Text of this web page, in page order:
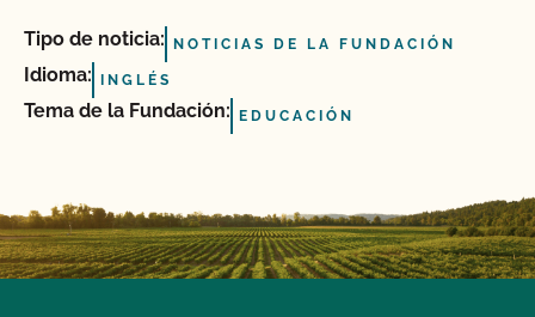
Tipo de noticia: NOTICIAS DE LA FUNDACIÓN
Idioma: INGLÉS
Tema de la Fundación: EDUCACIÓN